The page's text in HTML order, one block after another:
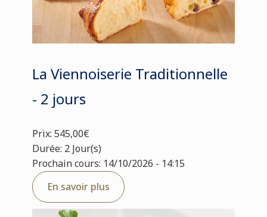
La Viennoiserie Traditionnelle
- 2 jours
Prix: 545,00€
Durée: 2 Jour(s)
Prochain cours: 14/10/2026 - 14:15
En savoir plus